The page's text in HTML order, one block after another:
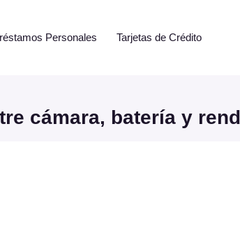
Personales Tarjetas de Crédito
cámara, batería y